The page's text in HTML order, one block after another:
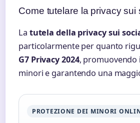
Come tutelare la privacy sui
La tutela della privacy sui
particolarmente per quanto
G7 Privacy 2024, promuovendo
minori e garantendo una
PROTEZIONE DEI MINORI